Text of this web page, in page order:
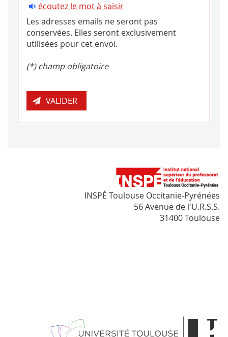
écoutez le mot à saisir
Les adresses emails ne seront pas
conservées. Elles seront exclusivement
utilisées pour cet envoi.
(*) champ obligatoire
INSPÉ Toulouse Occitanie-Pyrénées
56 Avenue de l'U.R.S.S.
31400 Toulouse